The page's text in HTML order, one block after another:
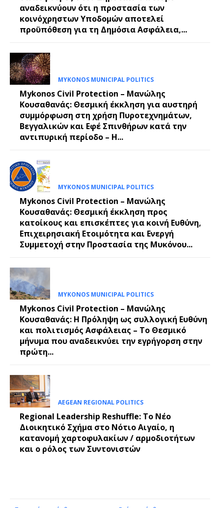
αναδεικνύουν ότι η προστασία των
κοινόχρηστων Υποδομών αποτελεί
προϋπόθεση για τη Δημόσια Ασφάλεια,...
MYKONOS MUNICIPAL POLITICS
Mykonos Civil Protection – Μανώλης
Κουσαθανάς: Θεσμική έκκληση για αυστηρή
συμμόρφωση στη χρήση Πυροτεχνημάτων,
Βεγγαλικών και Εφέ Σπινθήρων κατά την
αντιπυρική περίοδο – Η...
MYKONOS MUNICIPAL POLITICS
Mykonos Civil Protection – Μανώλης
Κουσαθανάς: Θεσμική έκκληση προς
κατοίκους και επισκέπτες για κοινή Ευθύνη,
Επιχειρησιακή Ετοιμότητα και Ενεργή
Συμμετοχή στην Προστασία της Μυκόνου...
MYKONOS MUNICIPAL POLITICS
Mykonos Civil Protection – Μανώλης
Κουσαθανάς: Η Πρόληψη ως συλλογική Ευθύνη
και πολιτισμός Ασφάλειας – Το Θεσμικό
μήνυμα που αναδεικνύει την εγρήγορση στην
πρώτη...
AEGEAN REGIONAL POLITICS
Regional Leadership Reshuffle: Το Νέο
Διοικητικό Σχήμα στο Νότιο Αιγαίο, η
κατανομή χαρτοφυλακίων / αρμοδιοτήτων
και ο ρόλος των Συντονιστών